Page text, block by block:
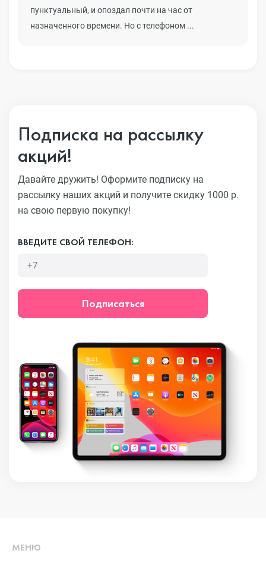
пунктуальный, и опоздал почти на час от
назначенного времени. Но с телефоном ...
Подписка на рассылку
акций!
Давайте дружить! Оформите подписку на
рассылку наших акций и получите скидку 1000 р.
на свою первую покупку!
ВВЕДИТЕ СВОЙ ТЕЛЕФОН:
Подписаться
МЕНЮ